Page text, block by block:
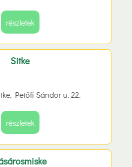
részletek
Sitke
Petőfi Sándor u. 22.
részletek